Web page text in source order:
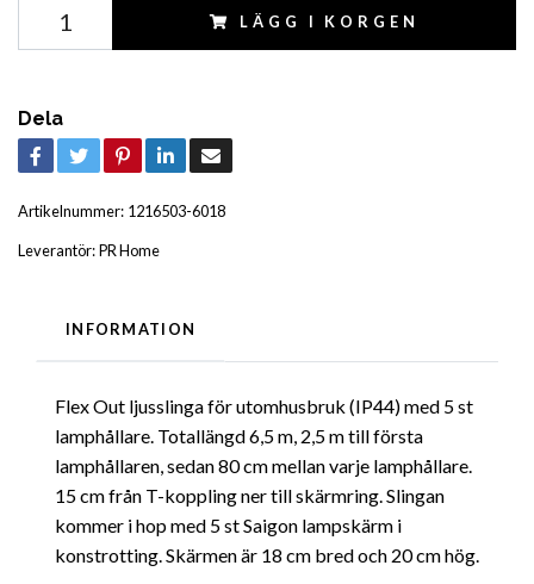
LÄGG I KORGEN
Dela
Artikelnummer: 1216503-6018
Leverantör:PR Home
INFORMATION
Flex Out ljusslinga för utomhusbruk (IP44) med 5 st
lamphållare. Totallängd 6,5 m, 2,5 m till första
lamphållaren, sedan 80 cm mellan varje lamphållare.
15 cm från T-koppling ner till skärmring. Slingan
kommer i hop med 5 st Saigon lampskärm i
konstrotting. Skärmen är 18 cm bred och 20 cm hög.